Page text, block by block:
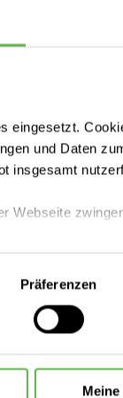
eingesetzt.
und Daten
insgesamt
Webseite
den
oder durch
können Sie
Präferenzen
Unsere
Über
Ihre